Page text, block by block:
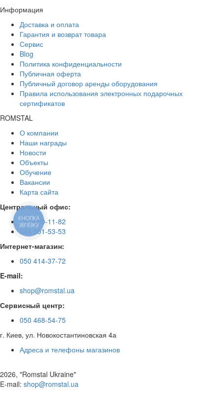
Информация
Доставка и оплата
Гарантия и возврат товара
Сервис
Blog
Политика конфиденциальности
Публичная оферта
Публичный договор аренды оборудования
Правила использования электронных подарочных
сертификатов
ROMSTAL
О компании
Наши награды
Новости
Объекты
Обучение
Вакансии
Карта сайта
Центральный офис:
0800 50-11-82
044 501-53-53
Интернет-магазин:
050 414-37-72
E-mail:
shop@romstal.ua
Сервисный центр:
050 468-54-75
г. Киев, ул. Новокостантиновская 4а
Адреса и телефоны магазинов
2026, "Romstal Ukraine"
​E-mail: shop@romstal.ua
КНОПКА
ЗВ'ЯЗКУ